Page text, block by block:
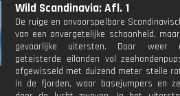
Wild Scandinavia: Afl. 1
De ruige en onvoorspelbare
van een onvergetelijke schoonheid,
gevaarlijke uitersten. Door weer
geteisterde eilanden vol
afgewisseld met duizend meter steile
in de fjorden, waar basejumpers en